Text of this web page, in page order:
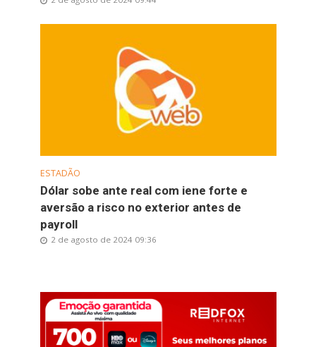
ESTADÃO
Dólar sobe ante real com iene forte e
aversão a risco no exterior antes de
payroll
2 de agosto de 2024 09:36